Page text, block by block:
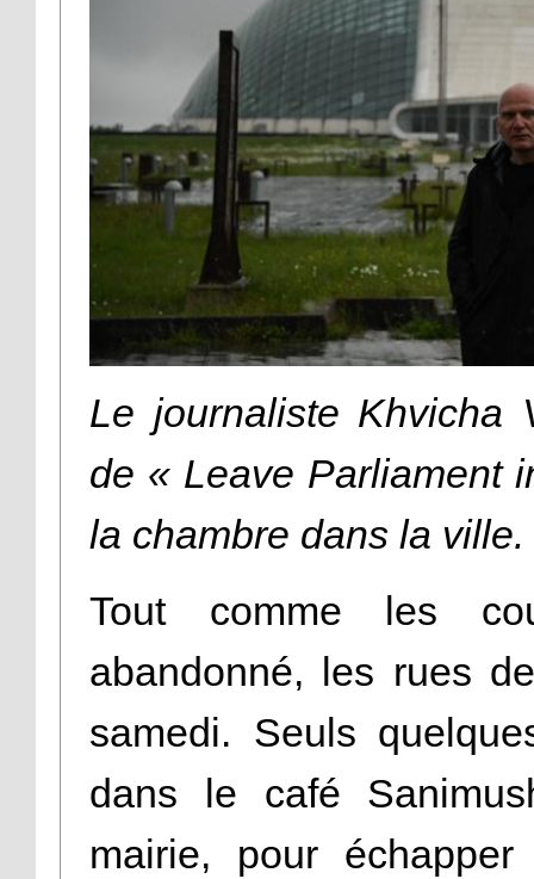
Le journaliste Khvicha
de « Leave Parliament
la chambre dans la ville.
Tout comme les
abandonné, les rues
samedi. Seuls
dans le café
mairie, pour